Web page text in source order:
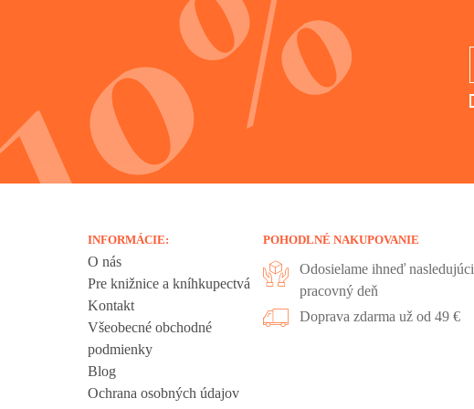
INFORMÁCIE:
O nás
Pre knižnice a kníhkupectvá
Kontakt
Všeobecné obchodné
podmienky
Blog
Ochrana osobných údajov
POHODLNÉ NAKUPOVANIE
Odosielame ihneď nasledujúci
pracovný deň
Doprava zdarma už od 49 €